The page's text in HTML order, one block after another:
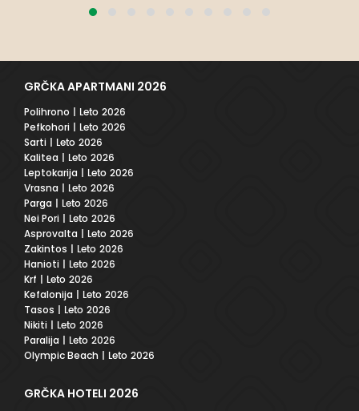
GRČKA APARTMANI 2026
Polihrono | Leto 2026
Pefkohori | Leto 2026
Sarti | Leto 2026
Kalitea | Leto 2026
Leptokarija | Leto 2026
Vrasna | Leto 2026
Parga | Leto 2026
Nei Pori | Leto 2026
Asprovalta | Leto 2026
Zakintos | Leto 2026
Hanioti | Leto 2026
Krf | Leto 2026
Kefalonija | Leto 2026
Tasos | Leto 2026
Nikiti | Leto 2026
Paralija | Leto 2026
Olympic Beach | Leto 2026
GRČKA HOTELI 2026